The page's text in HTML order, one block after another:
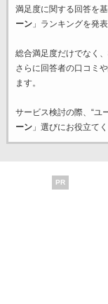
満足度に関する回答を
ーン」ランキングを発表
総合満足度だけでなく
さらに回答者の口コミ
ます。
サービス検討の際、“ユ
ーン」選びにお役立てく
PR